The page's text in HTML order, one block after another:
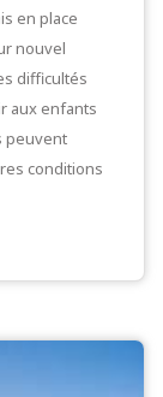
en place
nouvel
difficultés
aux enfants
peuvent
conditions